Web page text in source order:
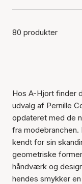
80 produkter
Hos A-Hjort finder
udvalg af Pernille
opdateret med de
fra modebranchen.
kendt for sin
geometriske
håndværk og
hendes smykker